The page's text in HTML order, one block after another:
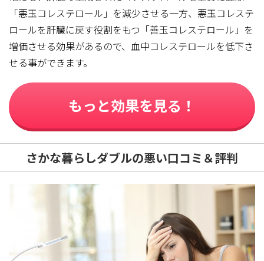
「悪玉コレステロール」を減少させる一方、悪玉コレステ
ロールを肝臓に戻す役割をもつ「善玉コレステロール」を
増価させる効果があるので、血中コレステロールを低下さ
せる事ができます。
もっと効果を見る！
さかな暮らしダブルの悪い口コミ＆評判